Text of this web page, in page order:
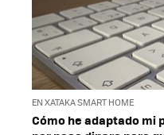
EN XATAKA SMART HOME
Cómo he adaptado mi